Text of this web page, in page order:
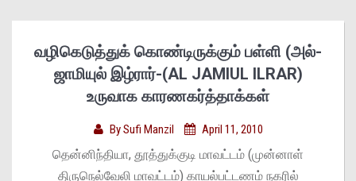
வழிகெடுத்துக் கொண்டிருக்கும் பள்ளி (அல்-
ஜாமியுல் இழ்ரார்-(AL JAMIUL ILRAR)
உருவாக காரணகர்த்தாக்கள்
BySufi Manzil April 11, 2010
தென்னிந்தியா, தூத்துக்குடி மாவட்டம் (முன்னாள்
திருநெல்வேலி மாவட்டம்) காயல்பட்டணம் நகரில்